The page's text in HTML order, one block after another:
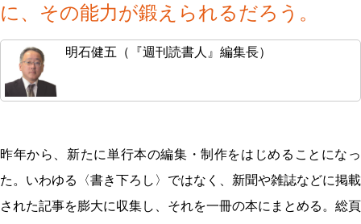
に、その能力が鍛えられるだろう。
明石健五（『週刊読書人』編集長）
昨年から、新たに単行本の編集・制作をはじめることになっ
た。いわゆる〈書き下ろし〉ではなく、新聞や雑誌などに掲載
された記事を膨大に収集し、それを一冊の本にまとめる。総頁